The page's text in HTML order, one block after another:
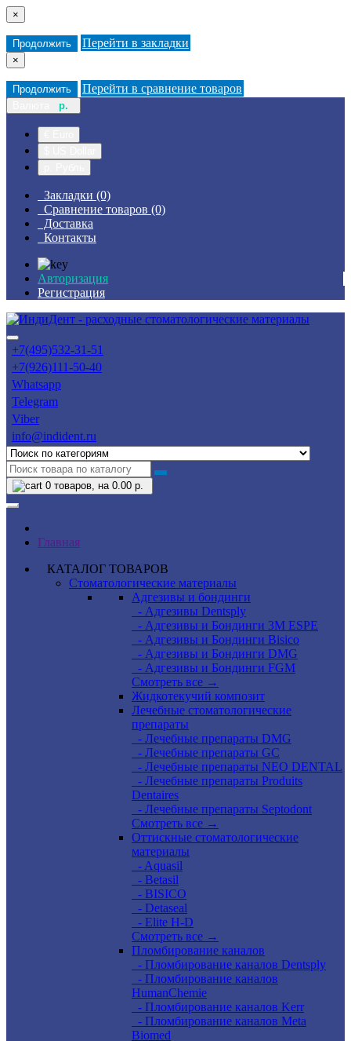
×
Продолжить Перейти в закладки
×
Продолжить Перейти в сравнение товаров
р.
Закладки (0)
Сравнение товаров (0)
Доставка
Контакты
Авторизация
Регистрация
+7(495)532-31-51
+7(926)111-50-40
Whatsapp
Telegram
Viber
info@indident.ru
0 товаров, на 0.00 р.
Главная
КАТАЛОГ ТОВАРОВ
Стоматологические материалы
Адгезивы и бондинги
- Адгезивы Dentsply
- Адгезивы и Бондинги 3M ESPE
- Адгезивы и Бондинги Bisico
- Адгезивы и Бондинги DMG
- Адгезивы и Бондинги FGM
Смотреть все →
Жидкотекучий композит
Лечебные стоматологические
препараты
- Лечебные препараты DMG
- Лечебные препараты GC
- Лечебные препараты NEO DENTAL
- Лечебные препараты Produits
Dentaires
- Лечебные препараты Septodont
Смотреть все →
Оттискные стоматологические
материалы
- Aquasil
- Betasil
- BISICO
- Detaseal
- Elite H-D
Смотреть все →
Пломбирование каналов
- Пломбирование каналов Dentsply
- Пломбирование каналов
HumanChemie
- Пломбирование каналов Kerr
- Пломбирование каналов Meta
Biomed